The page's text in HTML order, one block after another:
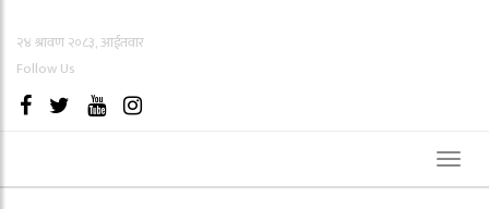
२४ श्रावण २०८३, आईतवार
Follow Us